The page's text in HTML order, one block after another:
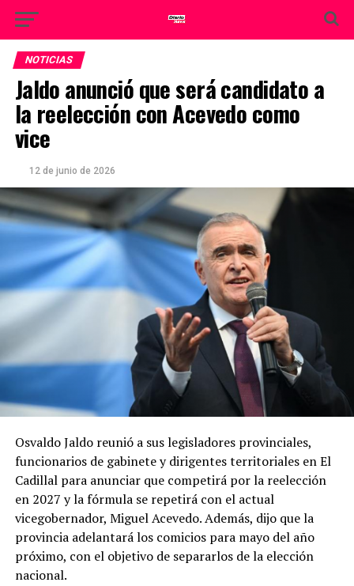
NOTICIAS
Jaldo anunció que será candidato a
la reelección con Acevedo como
vice
12 de junio de 2026
Osvaldo Jaldo reunió a sus legisladores provinciales,
funcionarios de gabinete y dirigentes territoriales en El
Cadillal para anunciar que competirá por la reelección
en 2027 y la fórmula se repetirá con el actual
vicegobernador, Miguel Acevedo. Además, dijo que la
provincia adelantará los comicios para mayo del año
próximo, con el objetivo de separarlos de la elección
nacional.